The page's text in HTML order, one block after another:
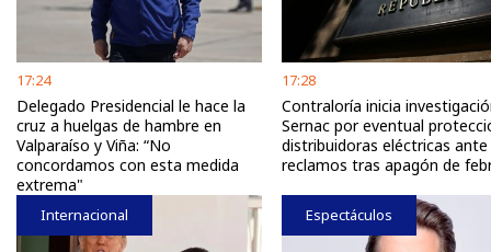
17:24
Delegado Presidencial le hace la
cruz a huelgas de hambre en
Valparaíso y Viña: “No
concordamos con esta medida
extrema"
17:28
Contraloría inicia
Sernac por eventual
distribuidoras eléctricas ante
reclamos tras apagón de
Internacional Espectáculos